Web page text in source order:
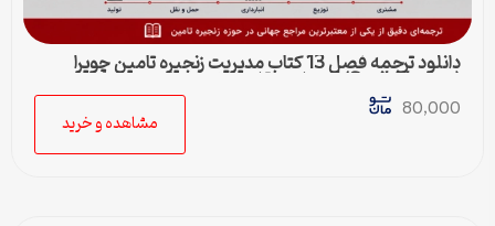
دانلود ترجمه فصل 13 کتاب مدیریت زنجیره تامین چوپرا
(Sunil Chopra) | حمل و نقل در زنجیره تامین
80,000
مشاهده و خرید